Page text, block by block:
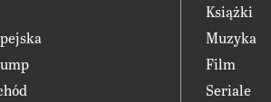
Książki
Muzyka
Film
Seriale